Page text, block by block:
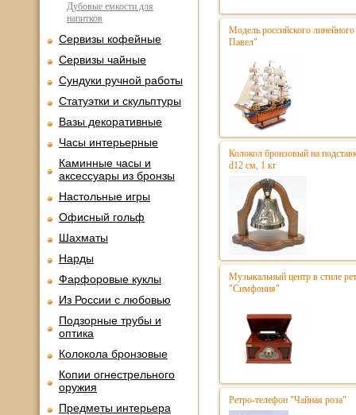
Дубовые емкости для
напитков
Сервизы кофейные
Сервизы чайные
Сундуки ручной работы
Статуэтки и скульптуры
Вазы декоративные
Часы интерьерные
Каминные часы и
аксессуары из бронзы
Настольные игры
Офисный гольф
Шахматы
Нарды
Фарфоровые куклы
Из России с любовью
Подзорные трубы и
оптика
Колокола бронзовые
Копии огнестрельного
оружия
Предметы интерьера
Модель российского
Павел"
Колокол бронзовый на
d12 см, 1 кг
Музыкальный центр в стиле
"Симфония"
Ретро-телефон "Чайная роза"